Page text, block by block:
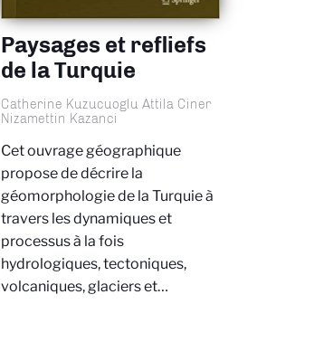
Paysages et refliefs
de la Turquie
Catherine Kuzucuoglu Attila Ciner
Nizamettin Kazanci
Cet ouvrage géographique
propose de décrire la
géomorphologie de la Turquie à
travers les dynamiques et
processus à la fois
hydrologiques, tectoniques,
volcaniques, glaciers et…